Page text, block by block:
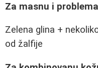
Za masnu i
Zelena glina +
od žalfije